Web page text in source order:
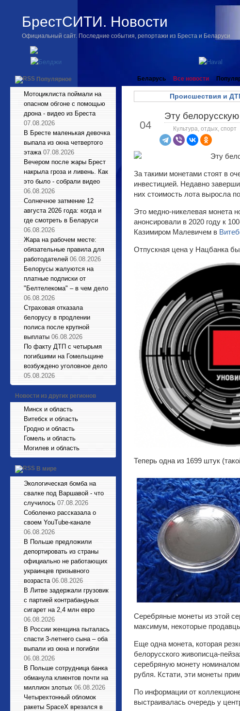
БрестСИТИ. Новости
Официальный сайт. Последние события, репортажи из Бреста и Беларуси
Популярное
Мотоциклиста поймали на
опасном обгоне с помощью
дрона - видео из Бреста
07.08.2026
В Бресте маленькая девочка
выпала из окна четвертого
этажа 07.08.2026
Вечером после жары Брест
накрыла гроза и ливень. Как
это было - собрали видео
06.08.2026
Солнечное затмение 12
августа 2026 года: когда и
где смотреть в Беларуси
06.08.2026
Жара на рабочем месте:
обязательные правила для
работодателей 06.08.2026
Белорусы жалуются на
платные подписки от
"Белтелекома" – в чем дело
06.08.2026
Страховая отказала
белорусу в продлении
полиса после крупной
выплаты 06.08.2026
По факту ДТП с четырьмя
погибшими на Гомельщине
возбуждено уголовное дело
05.08.2026
Новости из других регионов
Минск и область
Витебск и область
Гродно и область
Гомель и область
Могилев и область
В мире
Экологическая бомба на
свалке под Варшавой - что
случилось 07.08.2026
Соболенко рассказала о
своем YouTube-канале
06.08.2026
В Польше предложили
депортировать из страны
официально не работающих
украинцев призывного
возраста 06.08.2026
В Литве задержали грузовик
с партией контрабандных
сигарет на 2,4 млн евро
06.08.2026
В России женщина пыталась
спасти 3-летнего сына – оба
выпали из окна и погибли
06.08.2026
В Польше сотрудница банка
обманула клиентов почти на
миллион злотых 06.08.2026
Четырехтонный обломок
ракеты SpaceX врезался в
Беларусь Все новости
Происшествия и
04
Эту
Культура, отдых, спорт
За такими монетами стоят в
инвестицией. Недавно
них стоимость лота выросла
Это медно-никелевая монета
анонсировали в 2020 году к
Казимиром Малевичем в
Отпускная цена у Нацбанка
Теперь одна из 1699 штук
Серебряные монеты из этой
максимум, некоторые
Еще одна монета, которая
белорусского живописца-
серебряную монету
рубля. Кстати, эти монеты
По информации от
выстраивалась очередь у